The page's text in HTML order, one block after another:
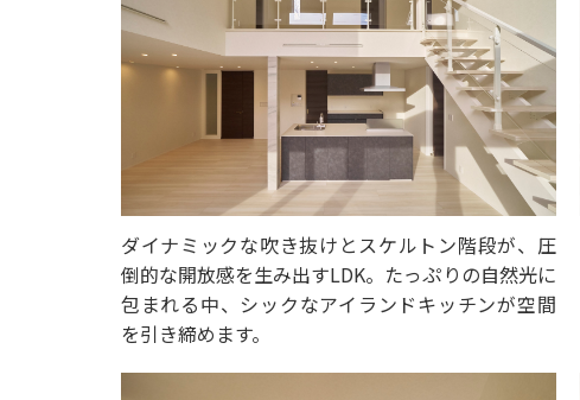
ダイナミックな吹き抜けとスケルトン階段が、圧
倒的な開放感を生み出すLDK。たっぷりの自然光に
包まれる中、シックなアイランドキッチンが空間
を引き締めます。